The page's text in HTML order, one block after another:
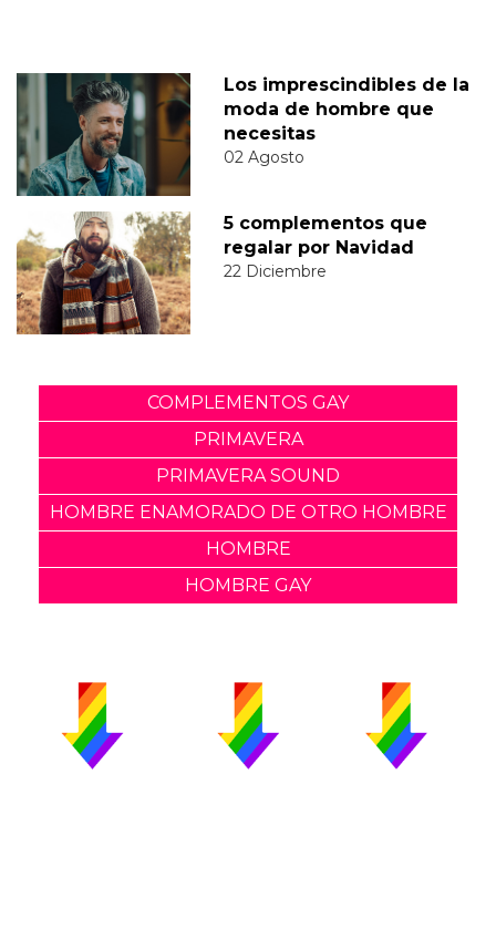
Los imprescindibles de la
moda de hombre que
necesitas
02 Agosto
5 complementos que
regalar por Navidad
22 Diciembre
COMPLEMENTOS GAY
PRIMAVERA
PRIMAVERA SOUND
HOMBRE ENAMORADO DE OTRO HOMBRE
HOMBRE
HOMBRE GAY